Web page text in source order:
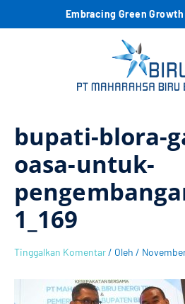
Embracing Green
bupati-blora-
oasa-untuk-
1_169
Tinggalkan Komentar/ Oleh /